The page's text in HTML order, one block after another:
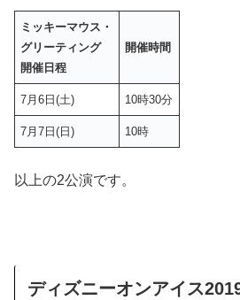
ミッキーマウス・
グリーティング
開催日程
開催時間
7月6日(土) 10時30分
7月7日(日) 10時
以上の2公演です。
ディズニーオンアイス